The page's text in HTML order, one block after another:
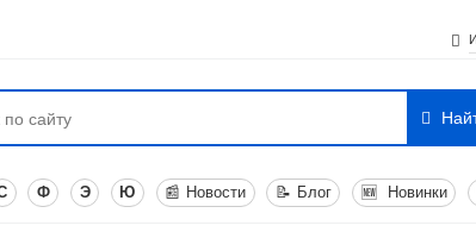
Ф Э Ю 📰 Новости 📝 Блог 🆕 Новинки